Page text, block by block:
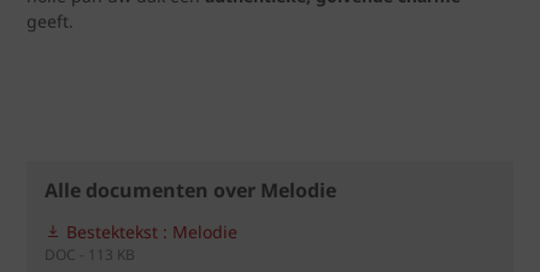
geeft.
Alle documenten over Melodie
Bestektekst : Melodie
DOC - 113 KB